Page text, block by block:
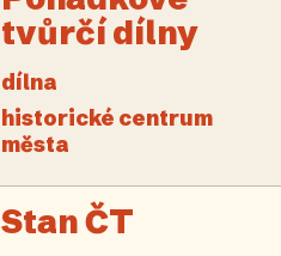
tvůrčí dílny
dílna
historické centrum
města
Stan ČT